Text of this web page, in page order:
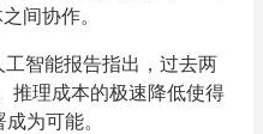
间协作。
智能报告指出，过去两
推理成本的极速降低使得
为可能。